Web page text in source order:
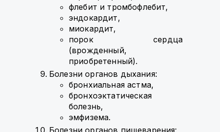
флебит и тромбофлебит,
эндокардит,
миокардит,
порок сердца
(врожденный,
приобретенный).
Болезни органов дыхания:
бронхиальная астма,
бронхоэктатическая
болезнь,
эмфизема.